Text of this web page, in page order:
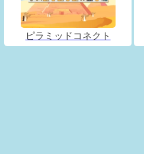
ピラミッドコネクト